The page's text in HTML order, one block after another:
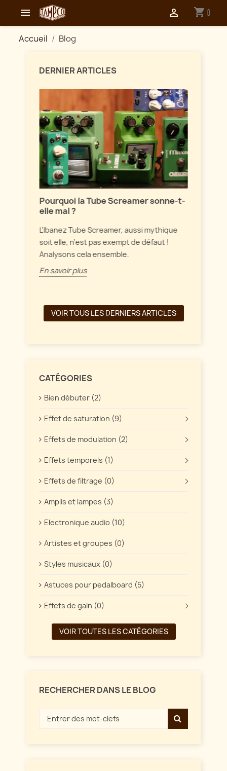
 shopping_cart 0

Accueil Blog
DERNIER ARTICLES
Pourquoi la Tube Screamer sonne-t-
elle mal ?
L'Ibanez Tube Screamer, aussi mythique
soit elle, n'est pas exempt de défaut !
Analysons cela ensemble.
En savoir plus
VOIR TOUS LES DERNIERS ARTICLES
CATÉGORIES
Bien débuter (2)
Effet de saturation (9)
Effets de modulation (2)
Effets temporels (1)
Effets de filtrage (0)
Amplis et lampes (3)
Electronique audio (10)
Artistes et groupes (0)
Styles musicaux (0)
Astuces pour pedalboard (5)
Effets de gain (0)
VOIR TOUTES LES CATÉGORIES
RECHERCHER DANS LE BLOG